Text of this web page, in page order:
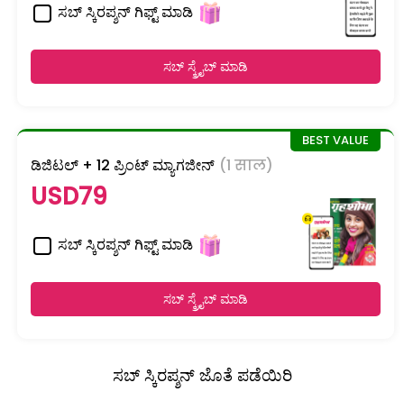
ಸಬ್ ಸ್ಕಿರಪ್ಶನ್ ಗಿಫ್ಟ್ ಮಾಡಿ
ಸಬ್ ಸ್ಕ್ರೈಬ್ ಮಾಡಿ
ಡಿಜಿಟಲ್ + 12 ಪ್ರಿಂಟ್ ಮ್ಯಾಗಜೀನ್ (1 साल)
USD79
ಸಬ್ ಸ್ಕಿರಪ್ಶನ್ ಗಿಫ್ಟ್ ಮಾಡಿ
ಸಬ್ ಸ್ಕ್ರೈಬ್ ಮಾಡಿ
ಸಬ್ ಸ್ಕಿರಪ್ಶನ್ ಜೊತೆ ಪಡೆಯಿರಿ